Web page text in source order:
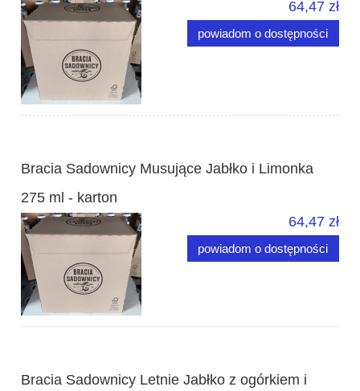
64,47 zł
powiadom o dostępności
Bracia Sadownicy Musujące Jabłko i Limonka
275 ml - karton
64,47 zł
powiadom o dostępności
Bracia Sadownicy Letnie Jabłko z ogórkiem i